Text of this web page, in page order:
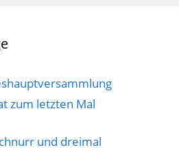
zum letzten Mal
und dreimal